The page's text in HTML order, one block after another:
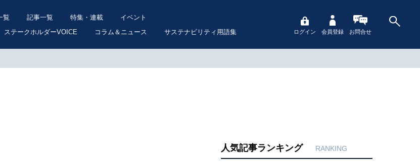
覧 記事一覧 特集・連載
イベント
ステークホルダーVOICE コラム＆ニュース サステナビリティ用語集 ログイン 会員登録 お問合せ
人気記事ランキング RANKING